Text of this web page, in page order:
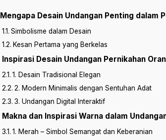
Mengapa Desain Undangan Penting dalam
Simbolisme dalam Desain
Kesan Pertama yang Berkelas
Inspirasi Desain Undangan Pernikahan
1. Desain Tradisional Elegan
2. Modern Minimalis dengan Sentuhan Adat
3. Undangan Digital Interaktif
Makna dan Inspirasi Warna dalam
1. Merah – Simbol Semangat dan Keberanian